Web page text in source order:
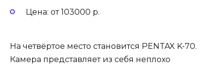
Цена: от 103000 р.
На четвёртое место становится PENTAX K-70.
Камера представляет из себя неплохо